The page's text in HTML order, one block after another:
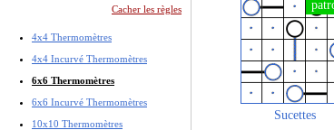
Cacher les règles
4x4 Thermomètres
4x4 Incurvé Thermomètres
6x6 Thermomètres
6x6 Incurvé Thermomètres
10x10 Thermomètres
Sucettes